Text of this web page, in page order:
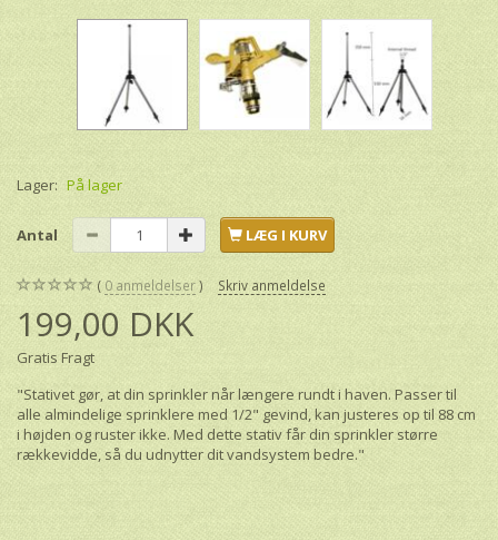
Lager: På lager
Antal LÆG I KURV
0 anmeldelser Skriv anmeldelse
199,00 DKK
Gratis Fragt
"Stativet gør, at din sprinkler når længere rundt i haven. Passer til
alle almindelige sprinklere med 1/2" gevind, kan justeres op til 88 cm
i højden og ruster ikke. Med dette stativ får din sprinkler større
rækkevidde, så du udnytter dit vandsystem bedre."